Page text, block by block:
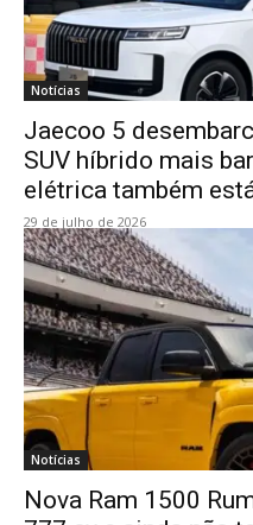
Notícias
Jaecoo 5
SUV híbrido mais
elétrica também
29 de julho de 2026
Notícias
Nova Ram 1500